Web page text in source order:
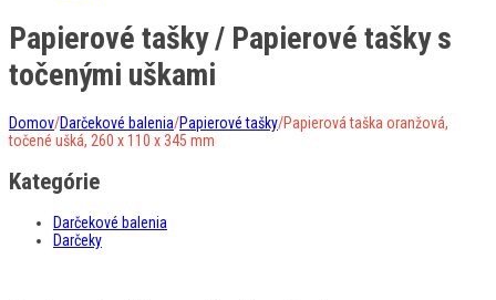
Papierové tašky / Papierové tašky s
točenými uškami
Domov/Darčekové balenia/Papierové tašky/Papierová taška oranžová,
točené ušká, 260 x 110 x 345 mm
Kategórie
Darčekové balenia
Darčeky